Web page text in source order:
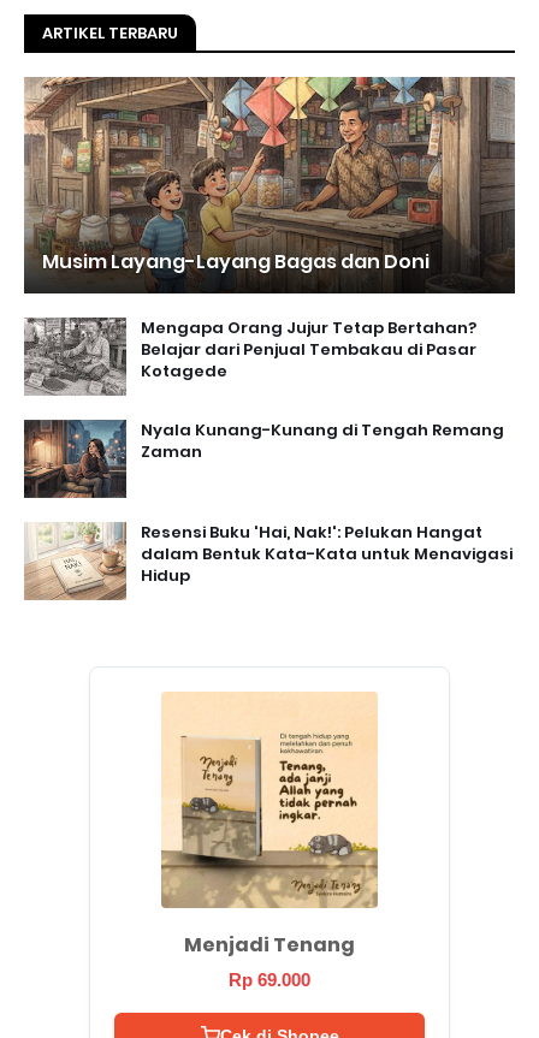
ARTIKEL TERBARU
Musim Layang-Layang Bagas dan Doni
Mengapa Orang Jujur Tetap Bertahan?
Belajar dari Penjual Tembakau di Pasar
Kotagede
Nyala Kunang-Kunang di Tengah Remang
Zaman
Resensi Buku 'Hai, Nak!': Pelukan Hangat
dalam Bentuk Kata-Kata untuk Menavigasi
Hidup
Menjadi Tenang
Rp 69.000